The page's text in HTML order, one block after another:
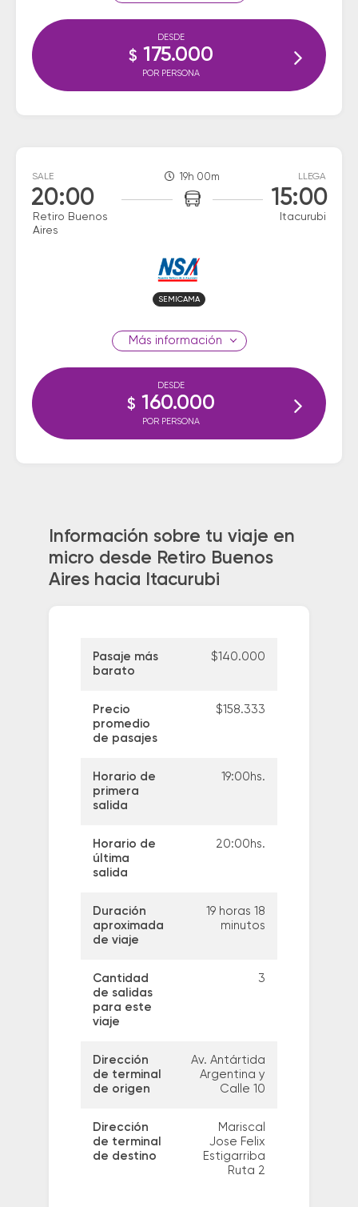
DESDE
$ 175.000
POR PERSONA
SALE
20:00
Retiro Buenos
Aires
19h 00m LLEGA
15:00
Itacurubi
SEMICAMA
información
DESDE
$ 160.000
POR PERSONA
Información sobre tu viaje en
micro desde Retiro Buenos
Aires hacia Itacurubi
Pasaje más
barato
$140.000
Precio
promedio
de pasajes
$158.333
Horario de
primera
salida
19:00hs.
Horario de
última
salida
20:00hs.
Duración
aproximada
de viaje
19 horas 18
minutos
Cantidad
de salidas
para este
viaje
3
Dirección
de terminal
de origen
Av. Antártida
Argentina y
Calle 10
Dirección
de terminal
de destino
Mariscal
Jose Felix
Estigarriba
Ruta 2